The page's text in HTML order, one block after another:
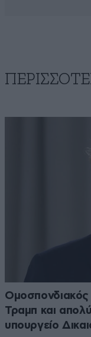
Ομοσπονδιακός
Τραμπ και
υπουργείο